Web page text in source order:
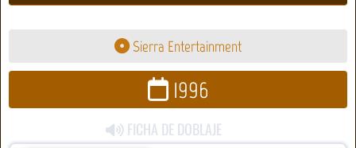
Sierra Entertainment
1996
FICHA DE DOBLAJE